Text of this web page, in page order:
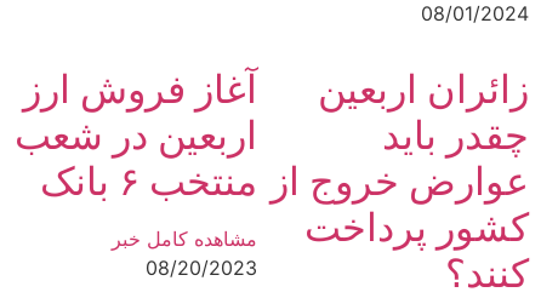
08/01/2024
زائران اربعین
چقدر باید
عوارض خروج از
کشور پرداخت
کنند؟
آغاز فروش ارز
اربعین در شعب
منتخب ۶ بانک
مشاهده کامل خبر
08/20/2023